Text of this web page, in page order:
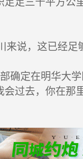
说，这已经足
确定在明华大
过去，你在那